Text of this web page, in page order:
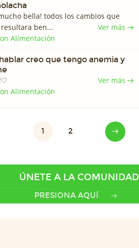
bella! todos los cambios que
ben...
Ver más
Alimentación
creo que tengo anemia y
Ver más
Alimentación
1 2
ÚNETE A LA COMUNIDAD
PRESIONA AQUÍ